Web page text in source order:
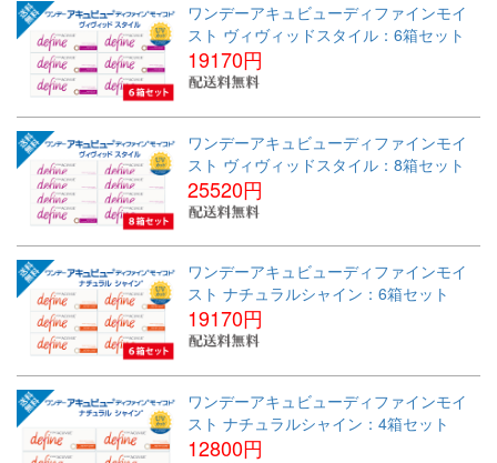
ワンデーアキュビューディファインモイ
スト ヴィヴィッドスタイル：6箱セット
19170円
ワンデーアキュビューディファインモイ
スト ヴィヴィッドスタイル：8箱セット
25520円
ワンデーアキュビューディファインモイ
スト ナチュラルシャイン：6箱セット
19170円
ワンデーアキュビューディファインモイ
スト ナチュラルシャイン：4箱セット
12800円